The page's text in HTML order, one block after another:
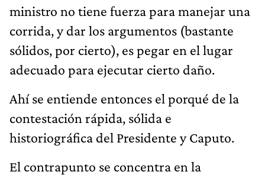
ministro no tiene fuerza para manejar una
corrida, y dar los argumentos (bastante
sólidos, por cierto), es pegar en el lugar
adecuado para ejecutar cierto daño.
Ahí se entiende entonces el porqué de la
contestación rápida, sólida e
historiográfica del Presidente y Caputo.
El contrapunto se concentra en la